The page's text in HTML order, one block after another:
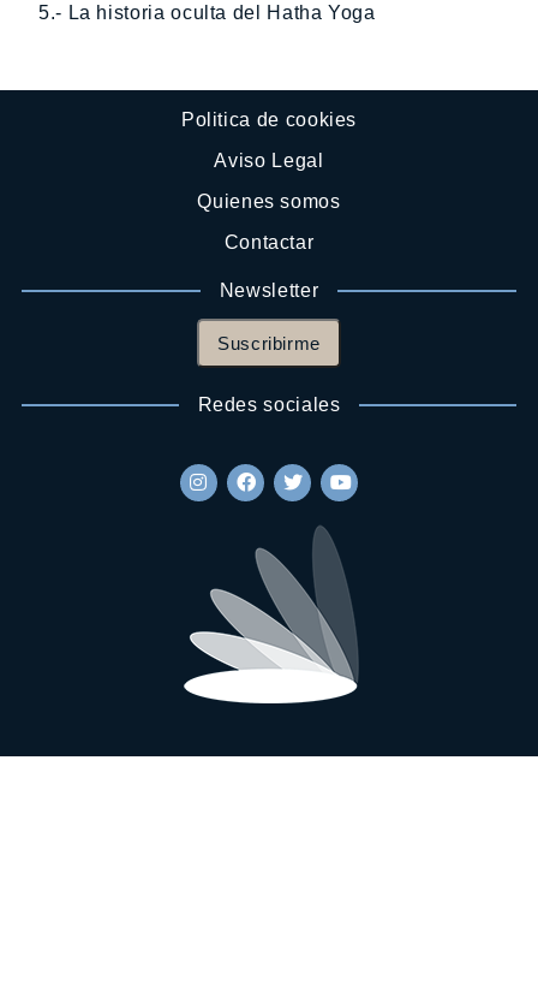
5.- La historia oculta del Hatha Yoga
Politica de cookies
Aviso Legal
Quienes somos
Contactar
Newsletter
Suscribirme
Redes sociales